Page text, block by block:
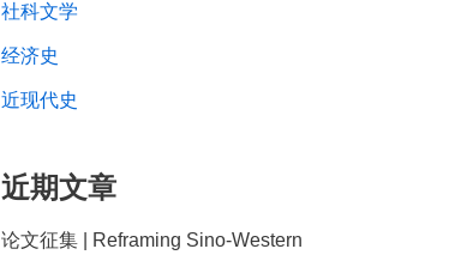
社科文学
经济史
近现代史
近期文章
论文征集 | Reframing Sino-Western